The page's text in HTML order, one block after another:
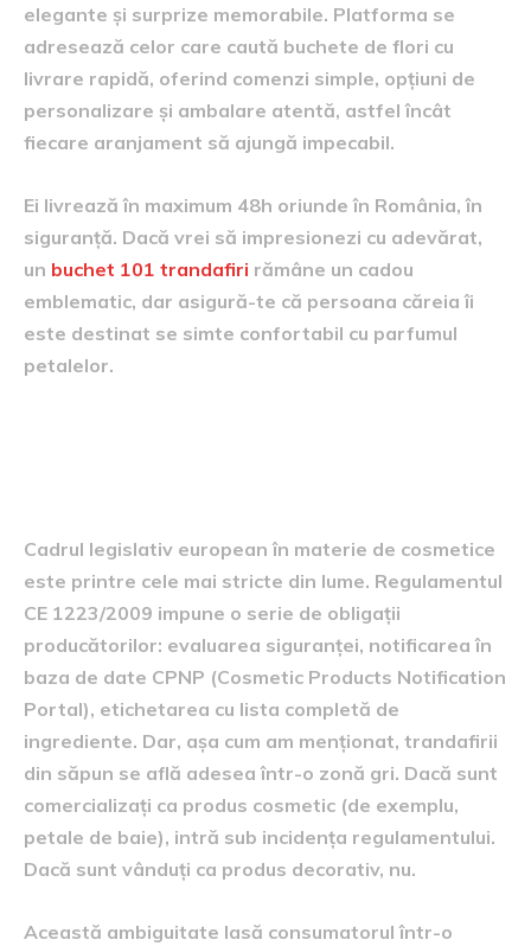
elegante și surprize memorabile. Platforma se
adresează celor care caută buchete de flori cu
livrare rapidă, oferind comenzi simple, opțiuni de
personalizare și ambalare atentă, astfel încât
fiecare aranjament să ajungă impecabil.
Ei livrează în maximum 48h oriunde în România, în
siguranță. Dacă vrei să impresionezi cu adevărat,
un buchet 101 trandafiri rămâne un cadou
emblematic, dar asigură-te că persoana căreia îi
este destinat se simte confortabil cu parfumul
petalelor.
Cadrul legislativ european în materie de cosmetice
este printre cele mai stricte din lume. Regulamentul
CE 1223/2009 impune o serie de obligații
producătorilor: evaluarea siguranței, notificarea în
baza de date CPNP (Cosmetic Products Notification
Portal), etichetarea cu lista completă de
ingrediente. Dar, așa cum am menționat, trandafirii
din săpun se află adesea într-o zonă gri. Dacă sunt
comercializați ca produs cosmetic (de exemplu,
petale de baie), intră sub incidența regulamentului.
Dacă sunt vânduți ca produs decorativ, nu.
Această ambiguitate lasă consumatorul într-o